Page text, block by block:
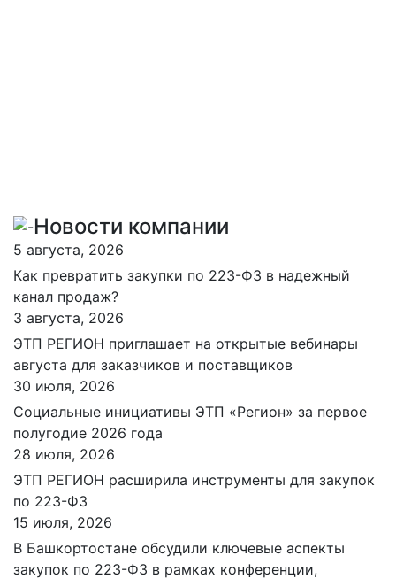
Новости компании
5 августа, 2026
Как превратить закупки по 223-ФЗ в надежный
канал продаж?
3 августа, 2026
ЭТП РЕГИОН приглашает на открытые вебинары
августа для заказчиков и поставщиков
30 июля, 2026
Социальные инициативы ЭТП «Регион» за первое
полугодие 2026 года
28 июля, 2026
ЭТП РЕГИОН расширила инструменты для закупок
по 223-ФЗ
15 июля, 2026
В Башкортостане обсудили ключевые аспекты
закупок по 223-ФЗ в рамках конференции,